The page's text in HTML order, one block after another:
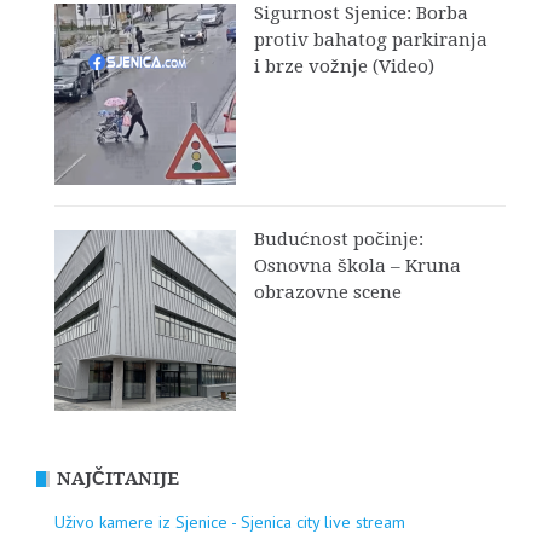
Sigurnost Sjenice: Borba
protiv bahatog parkiranja
i brze vožnje (Video)
Budućnost počinje:
Osnovna škola – Kruna
obrazovne scene
NAJČITANIJE
Uživo kamere iz Sjenice - Sjenica city live stream